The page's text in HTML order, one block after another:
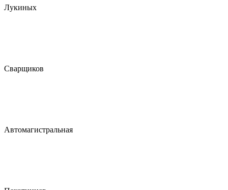
Лукиных
Сварщиков
Автомагистральная